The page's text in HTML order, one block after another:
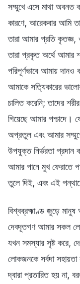
সম্মুখে এসে মাথা অবনত
কারণে, আরেকবার আমি
তারা আমার প্রতি কৃতজ্ঞ,
তারা প্রকৃত অর্থে আমার
পরিপূর্ণভাবে আমায়
আমাকে সত্যিকারের
চালিত করেনি; তাদের
গিয়েছে আমার পশ্চাদে।
অপ্রতুল এবং আমার
উপযুক্ত নির্ভরতা প্রদান
আমার পানে মুখ ফেরাতে
তুলে দিই, এবং এই
বিশ্বব্রহ্মাণ্ড জুড়ে
দেবদূতগণ আমার সকল
যখন সমস্যার সৃষ্ট করে,
লোকজনকে সর্বদা সহায়তা
দ্বারা প্রতারিত হয় না,